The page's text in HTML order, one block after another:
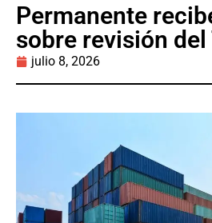
Permanente
sobre revisión del
julio 8, 2026